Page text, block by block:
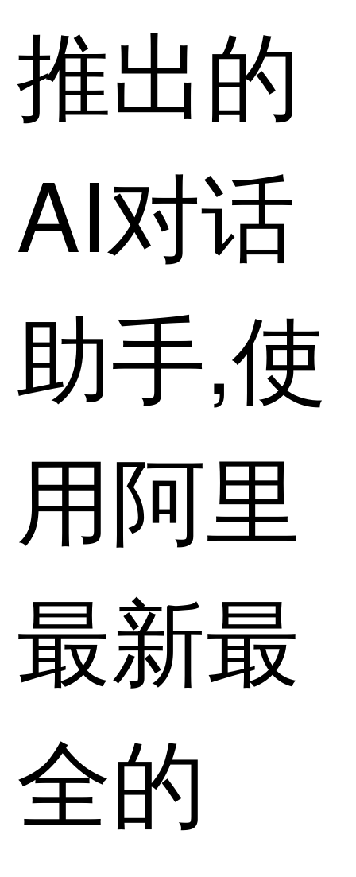
推出的
AI对话
助手,使
用阿里
最新最
全的